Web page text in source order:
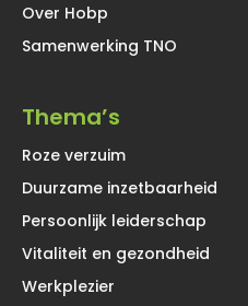
Over Hobp
Samenwerking TNO
Thema’s
Roze verzuim
Duurzame inzetbaarheid
Persoonlijk leiderschap
Vitaliteit en gezondheid
Werkplezier